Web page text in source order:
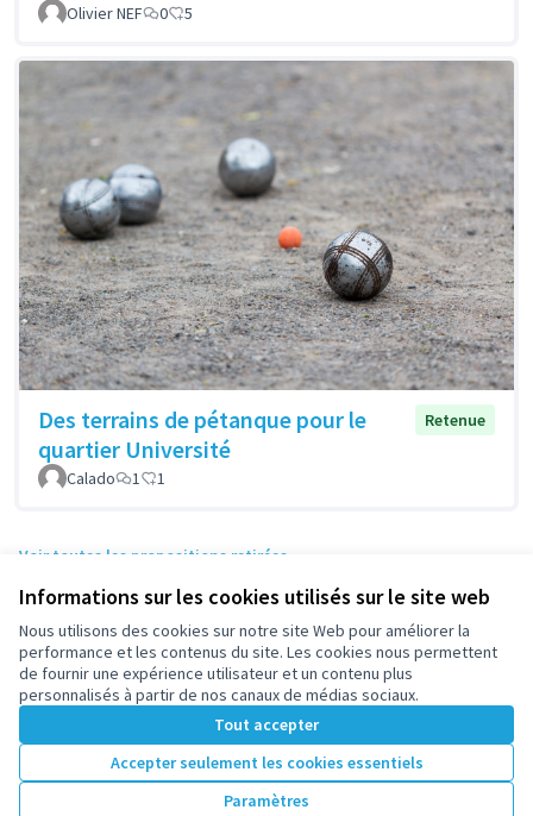
Informations sur les cookies utilisés sur le site web
Nous utilisons des cookies sur notre site Web pour améliorer la
performance et les contenus du site. Les cookies nous permettent
de fournir une expérience utilisateur et un contenu plus
personnalisés à partir de nos canaux de médias sociaux.
Tout accepter
Accepter seulement les cookies essentiels
Paramètres
Olivier NEF 0 5
Des terrains de pétanque pour le
quartier Université
Retenue
Calado 1 1
Voir toutes les propositions retirées
Conditions d'utilisation
Paramètres des cookies
participez.nanterre.fr sur X
(Lien externe)
participez.nanterre.fr sur Facebook
participez.nanterre.fr sur Instagram
participez.nanterre.fr sur YouTube
(Lien externe)
participez.nanterre.fr sur GitHub
(Lien externe)
Licence
(Lien